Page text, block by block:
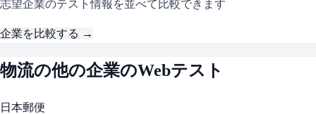
志望企業のテスト情報を並べて比較できます
企業を比較する →
物流の他の企業のWebテスト
日本郵便